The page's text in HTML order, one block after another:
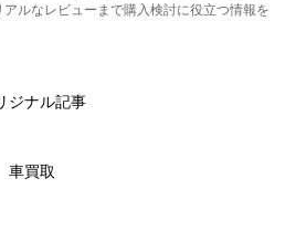
ルなレビューまで購入検討に役立つ情報を
ジナル記事
車買取